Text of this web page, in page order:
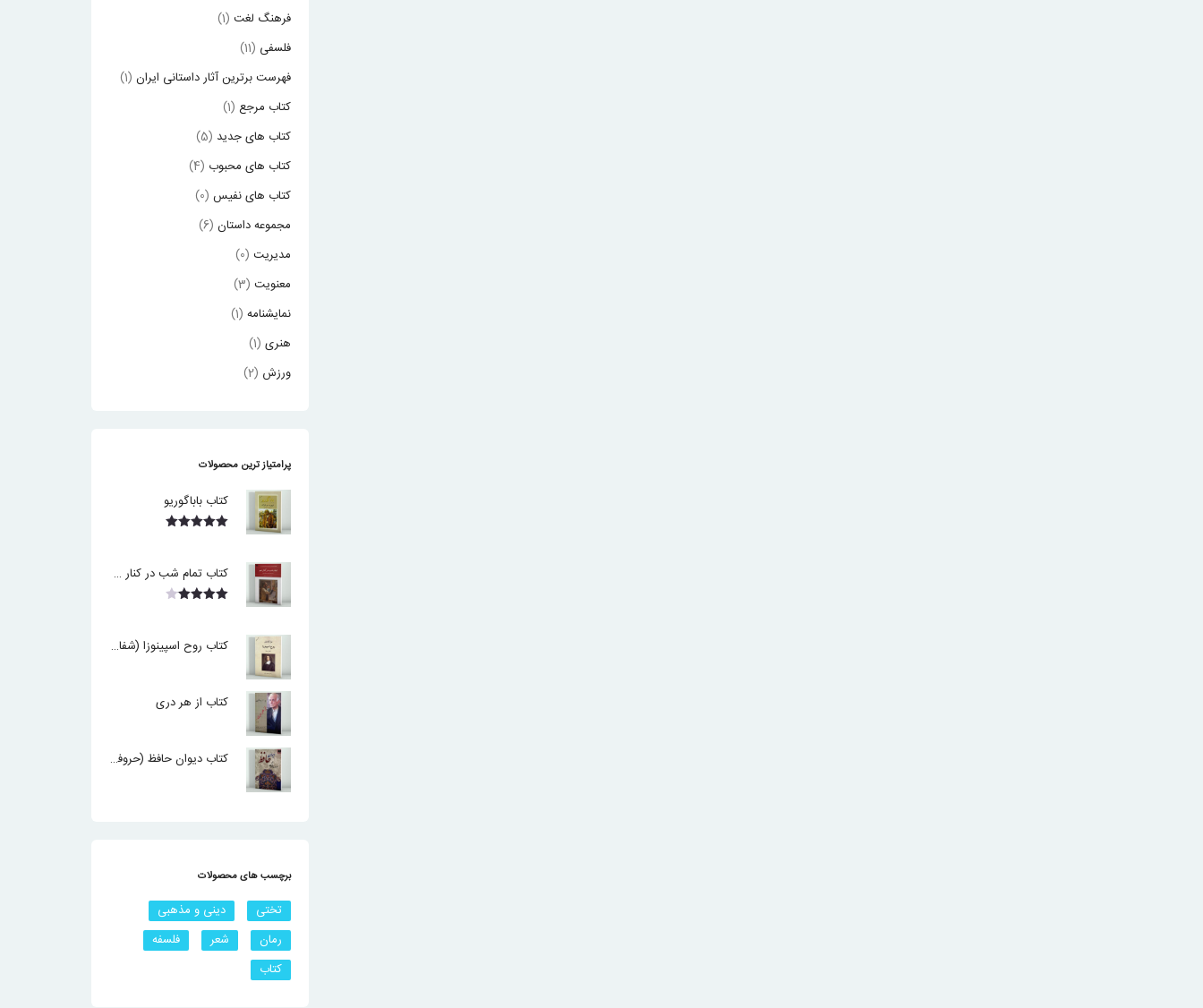
فرهنگ لغت (1)
فلسفی (11)
فهرست برترین آثار داستانی ایران (1)
کتاب مرجع (1)
کتاب های جدید (5)
کتاب های محبوب (4)
کتاب های نفیس (0)
مجموعه داستان (6)
مدیریت (0)
معنویت (3)
نمایشنامه (1)
هنری (1)
ورزش (2)
پرامتیاز ترین محصولات
کتاب باباگوریو
کتاب تمام شب در کنار هم
کتاب روح اسپینوزا (شفای جان)
کتاب از هر دری
کتاب دیوان حافظ (حروفچینی)
برچسب های محصولات
تختی
دینی و مذهبی
رمان
شعر
فلسفه
کتاب